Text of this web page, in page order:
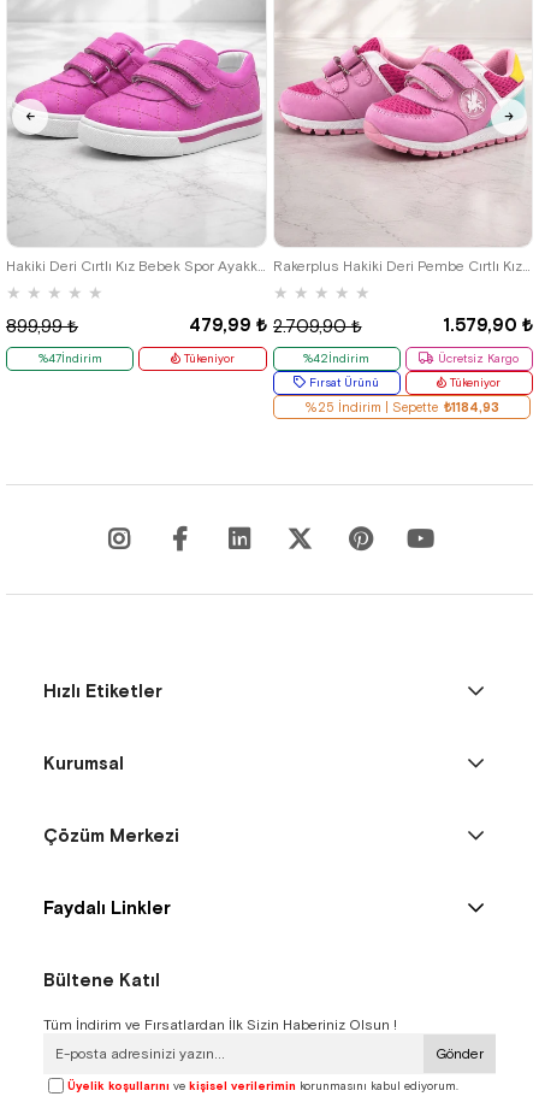
★ ★ ★ ★ ★
479,99 ₺
899,99 ₺
%47İndirim Tükeniyor
23
Rakerplus Hakiki Deri Pembe Cırtlı Kız Bebek Spor Ayakkabı
★ ★ ★ ★ ★
1.579,90 ₺
2.709,90 ₺
%42İndirim
Ücretsiz Kargo
Fırsat Ürünü
Tükeniyor
%25 İndirim | Sepette ₺1184,93
19 22
Hızlı Etiketler
Kurumsal
Çözüm Merkezi
Faydalı Linkler
Bültene Katıl
Tüm İndirim ve Fırsatlardan İlk Sizin Haberiniz Olsun !
Gönder
Üyelik koşullarını ve kişisel verilerimin korunmasını kabul ediyorum.